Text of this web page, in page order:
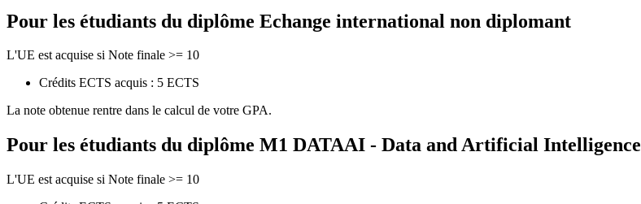
Pour les étudiants du diplôme Echange international non diplomant
L'UE est acquise si Note finale >= 10
Crédits ECTS acquis : 5 ECTS
La note obtenue rentre dans le calcul de votre GPA.
Pour les étudiants du diplôme M1 DATAAI - Data and Artificial Intelligence
L'UE est acquise si Note finale >= 10